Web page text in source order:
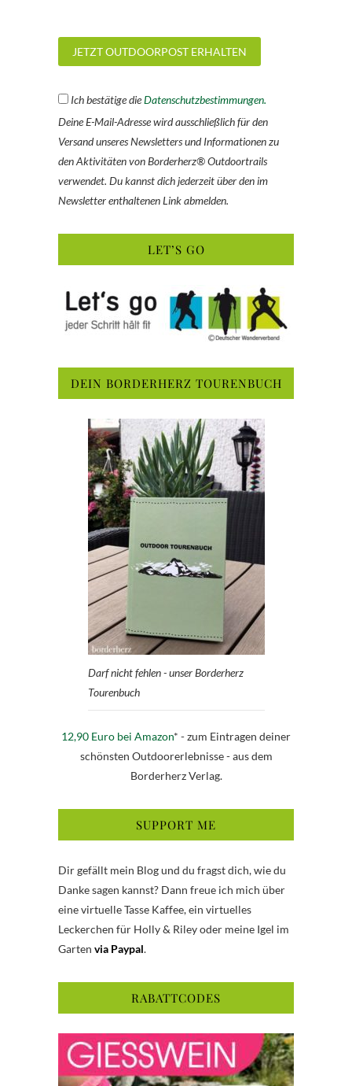
Ich bestätige dieDatenschutzbestimmungen.
Deine E-Mail-Adresse wird ausschließlich für den
Versand unseres Newsletters und Informationen zu
den Aktivitäten von Borderherz® Outdoortrails
verwendet. Du kannst dich jederzeit über den im
Newsletter enthaltenen Link abmelden.
LET’S GO
DEIN BORDERHERZ TOURENBUCH
Darf nicht fehlen - unser Borderherz
Tourenbuch
12,90 Euro bei Amazon* - zum Eintragen deiner
schönsten Outdoorerlebnisse - aus dem
Borderherz Verlag.
SUPPORT ME
Dir gefällt mein Blog und du fragst dich, wie du
Danke sagen kannst? Dann freue ich mich über
eine virtuelle Tasse Kaffee, ein virtuelles
Leckerchen für Holly & Riley oder meine Igel im
Garten via Paypal.
RABATTCODES